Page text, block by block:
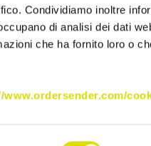
Condividiamo inoltre
di analisi dei dati
che ha fornito loro o
www.ordersender.com/
Anagrafiche Certificate
Provvigioni